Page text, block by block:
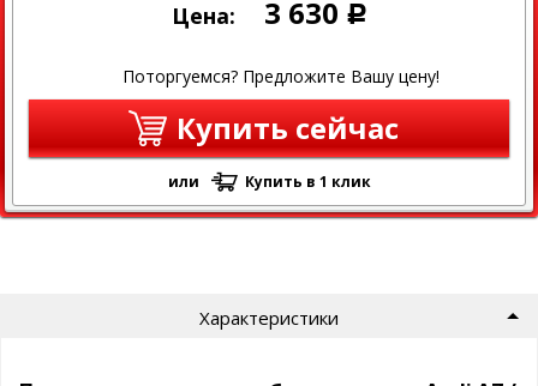
Цена: 3 630 Р
Поторгуемся? Предложите Вашу цену!
Купить сейчас
или Купить в 1 клик
Характеристики